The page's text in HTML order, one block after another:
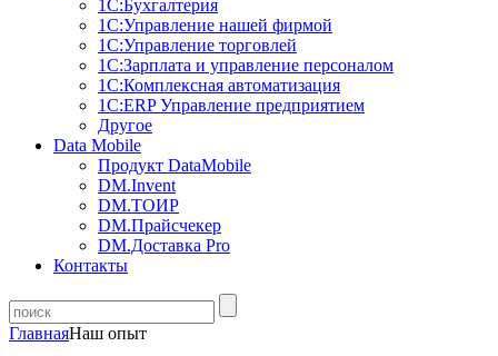
1С:Бухгалтерия
1С:Управление нашей фирмой
1С:Управление торговлей
1С:Зарплата и управление персоналом
1С:Комплексная автоматизация
1С:ERP Управление предприятием
Другое
Data Mobile
Продукт DataMobile
DM.Invent
DM.ТОИР
DM.Прайсчекер
DM.Доставка Pro
Контакты
ГлавнаяНаш опыт